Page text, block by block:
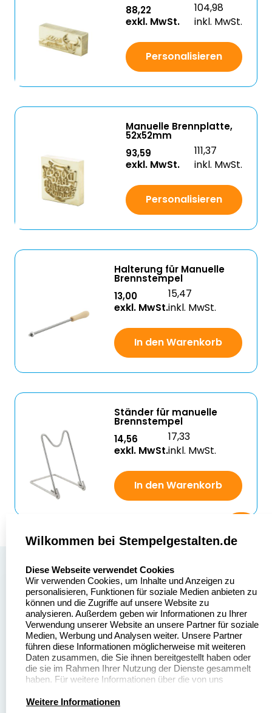
88,22
exkl. MwSt.
104,98
inkl. MwSt.
Personalisieren
Manuelle Brennplatte,
52x52mm
93,59
exkl. MwSt.
111,37
inkl. MwSt.
Personalisieren
Halterung für Manuelle
Brennstempel
13,00
exkl. MwSt.
15,47
inkl. MwSt.
In den Warenkorb
Ständer für manuelle
Brennstempel
14,56
exkl. MwSt.
17,33
inkl. MwSt.
In den Warenkorb
Stempelgestalten.de
Asterlager Straße 97
47228 Duisburg
Deutschland
Über uns
Sitemap
Alle
Stempelinformationen
Dateivorgaben
Wilkommen bei Stempelgestalten.de
Diese Webseite verwendet Cookies
Wir verwenden Cookies, um Inhalte und Anzeigen zu
personalisieren, Funktionen für soziale Medien anbieten zu
können und die Zugriffe auf unsere Website zu
analysieren. Außerdem geben wir Informationen zu Ihrer
Verwendung unserer Website an unsere Partner für soziale
Medien, Werbung und Analysen weiter. Unsere Partner
führen diese Informationen möglicherweise mit weiteren
Daten zusammen, die Sie ihnen bereitgestellt haben oder
die sie im Rahmen Ihrer Nutzung der Dienste gesammelt
haben. Für weitere Informationen über die von uns
Datenschutzerklärung.
Weitere Informationen